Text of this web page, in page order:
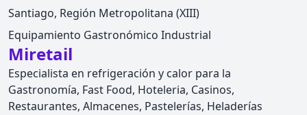
Santiago, Región Metropolitana (XIII)
Equipamiento Gastronómico Industrial
Miretail
Especialista en refrigeración y calor para la
Gastronomía, Fast Food, Hoteleria, Casinos,
Restaurantes, Almacenes, Pastelerías, Heladerías